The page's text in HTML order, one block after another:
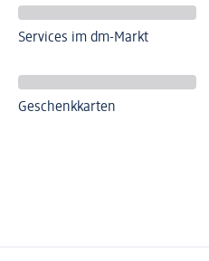
Services im dm-Markt
Geschenkkarten